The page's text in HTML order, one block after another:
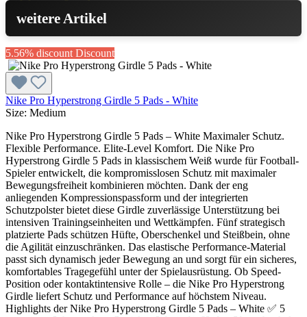
weitere Artikel
5.56% discount Discount
Nike Pro Hyperstrong Girdle 5 Pads - White
Size: Medium
Nike Pro Hyperstrong Girdle 5 Pads – White Maximaler Schutz.
Flexible Performance. Elite-Level Komfort. Die Nike Pro
Hyperstrong Girdle 5 Pads in klassischem Weiß wurde für Football-
Spieler entwickelt, die kompromisslosen Schutz mit maximaler
Bewegungsfreiheit kombinieren möchten. Dank der eng
anliegenden Kompressionspassform und der integrierten
Schutzpolster bietet diese Girdle zuverlässige Unterstützung bei
intensiven Trainingseinheiten und Wettkämpfen. Fünf strategisch
platzierte Pads schützen Hüfte, Oberschenkel und Steißbein, ohne
die Agilität einzuschränken. Das elastische Performance-Material
passt sich dynamisch jeder Bewegung an und sorgt für ein sicheres,
komfortables Tragegefühl unter der Spielausrüstung. Ob Speed-
Position oder kontaktintensive Rolle – die Nike Pro Hyperstrong
Girdle liefert Schutz und Performance auf höchstem Niveau.
Highlights der Nike Pro Hyperstrong Girdle 5 Pads – White ✅ 5